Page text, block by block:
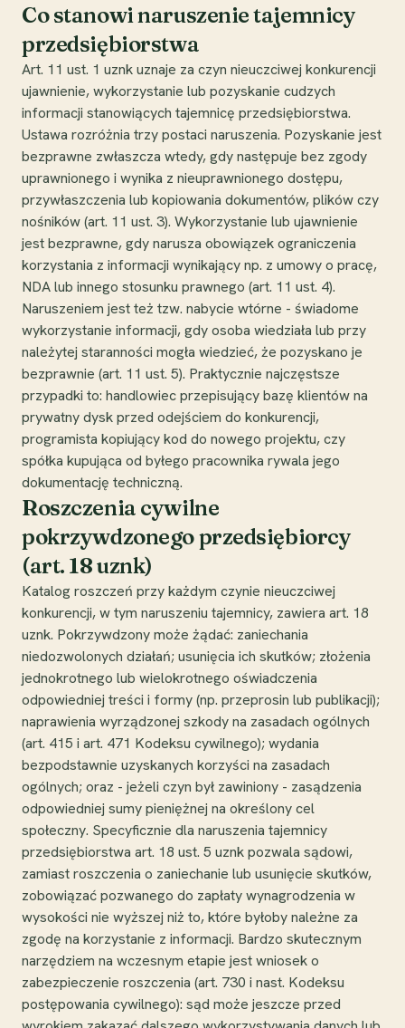
Co stanowi naruszenie tajemnicy
przedsiębiorstwa
Art. 11 ust. 1 uznk uznaje za czyn nieuczciwej konkurencji
ujawnienie, wykorzystanie lub pozyskanie cudzych
informacji stanowiących tajemnicę przedsiębiorstwa.
Ustawa rozróżnia trzy postaci naruszenia. Pozyskanie jest
bezprawne zwłaszcza wtedy, gdy następuje bez zgody
uprawnionego i wynika z nieuprawnionego dostępu,
przywłaszczenia lub kopiowania dokumentów, plików czy
nośników (art. 11 ust. 3). Wykorzystanie lub ujawnienie
jest bezprawne, gdy narusza obowiązek ograniczenia
korzystania z informacji wynikający np. z umowy o pracę,
NDA lub innego stosunku prawnego (art. 11 ust. 4).
Naruszeniem jest też tzw. nabycie wtórne - świadome
wykorzystanie informacji, gdy osoba wiedziała lub przy
należytej staranności mogła wiedzieć, że pozyskano je
bezprawnie (art. 11 ust. 5). Praktycznie najczęstsze
przypadki to: handlowiec przepisujący bazę klientów na
prywatny dysk przed odejściem do konkurencji,
programista kopiujący kod do nowego projektu, czy
spółka kupująca od byłego pracownika rywala jego
dokumentację techniczną.
Roszczenia cywilne
pokrzywdzonego przedsiębiorcy
(art. 18 uznk)
Katalog roszczeń przy każdym czynie nieuczciwej
konkurencji, w tym naruszeniu tajemnicy, zawiera art. 18
uznk. Pokrzywdzony może żądać: zaniechania
niedozwolonych działań; usunięcia ich skutków; złożenia
jednokrotnego lub wielokrotnego oświadczenia
odpowiedniej treści i formy (np. przeprosin lub publikacji);
naprawienia wyrządzonej szkody na zasadach ogólnych
(art. 415 i art. 471 Kodeksu cywilnego); wydania
bezpodstawnie uzyskanych korzyści na zasadach
ogólnych; oraz - jeżeli czyn był zawiniony - zasądzenia
odpowiedniej sumy pieniężnej na określony cel
społeczny. Specyficznie dla naruszenia tajemnicy
przedsiębiorstwa art. 18 ust. 5 uznk pozwala sądowi,
zamiast roszczenia o zaniechanie lub usunięcie skutków,
zobowiązać pozwanego do zapłaty wynagrodzenia w
wysokości nie wyższej niż to, które byłoby należne za
zgodę na korzystanie z informacji. Bardzo skutecznym
narzędziem na wczesnym etapie jest wniosek o
zabezpieczenie roszczenia (art. 730 i nast. Kodeksu
postępowania cywilnego): sąd może jeszcze przed